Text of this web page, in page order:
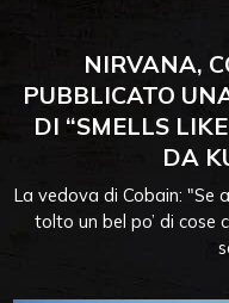
NIRVANA,
PUBBLICATO
DI “SMELLS
DA
La vedova di Cobain: "Se
tolto un bel po’ di cose